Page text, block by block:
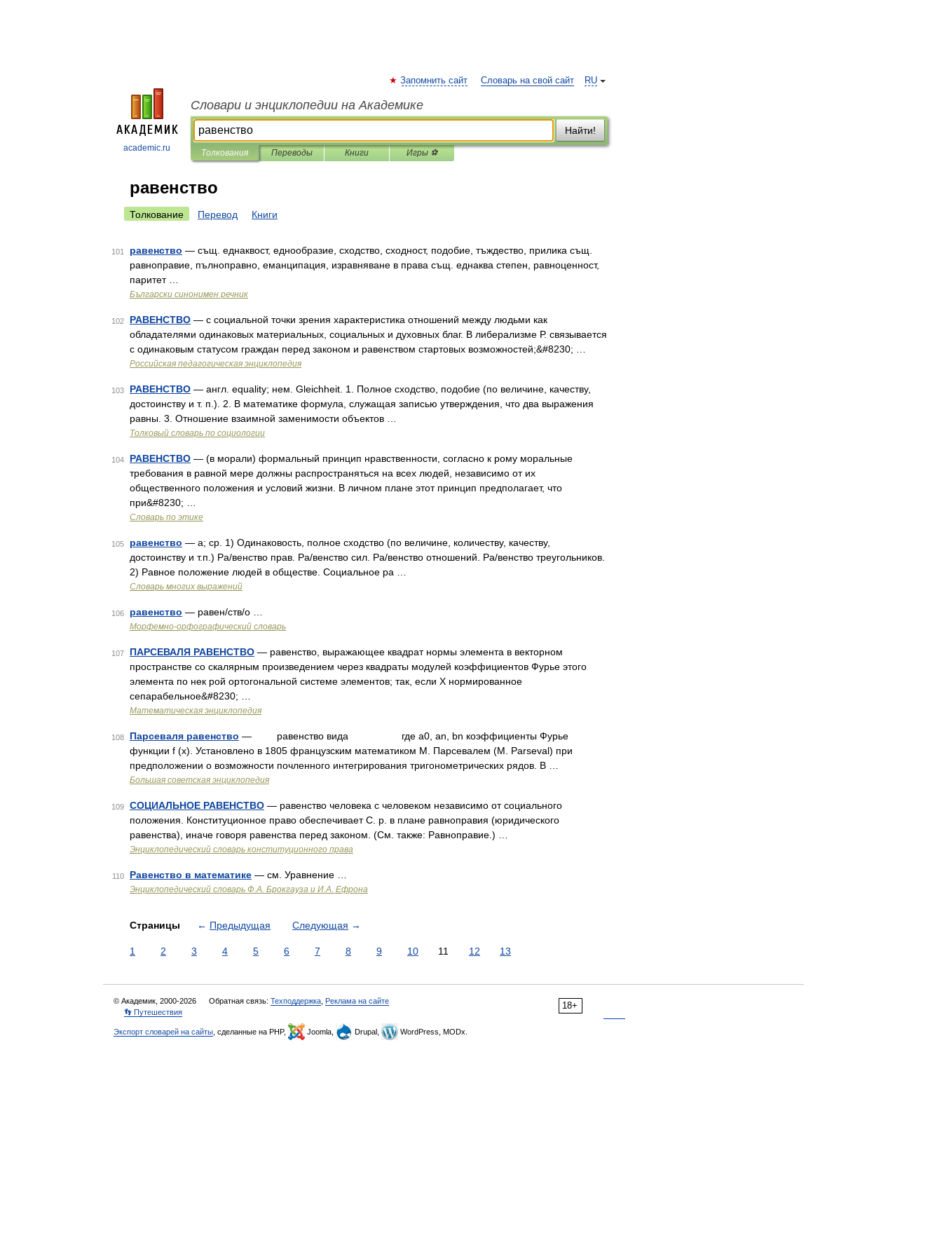
academic.ru
RU
Запомнить сайт Словарь на свой сайт
Словари и энциклопедии на Академике
Найти!
Толкования Переводы Книги Игры ⚽
равенство
Толкование Перевод Книги
101 равенство — същ. еднаквост, еднообразие, сходство, сходност, подобие, тъждество, прилика същ.
равноправие, пълноправно, еманципация, изравняване в права същ. еднаква степен, равноценност,
паритет …
Български синонимен речник
102 РАВЕНСТВО — с социальной точки зрения характеристика отношений между людьми как
обладателями одинаковых материальных, социальных и духовных благ. В либерализме Р. связывается
с одинаковым статусом граждан перед законом и равенством стартовых возможностей;&#8230; …
Российская педагогическая энциклопедия
103 РАВЕНСТВО — англ. equality; нем. Gleichheit. 1. Полное сходство, подобие (по величине, качеству,
достоинству и т. п.). 2. В математике формула, служащая записью утверждения, что два выражения
равны. 3. Отношение взаимной заменимости объектов …
Толковый словарь по социологии
104 РАВЕНСТВО — (в морали) формальный принцип нравственности, согласно к рому моральные
требования в равной мере должны распространяться на всех людей, независимо от их
общественного положения и условий жизни. В личном плане этот принцип предполагает, что
при&#8230; …
Словарь по этике
105 равенство — а; ср. 1) Одинаковость, полное сходство (по величине, количеству, качеству,
достоинству и т.п.) Ра/венство прав. Ра/венство сил. Ра/венство отношений. Ра/венство треугольников.
2) Равное положение людей в обществе. Социальное ра …
Словарь многих выражений
106 равенство — равен/ств/о …
Морфемно-орфографический словарь
107 ПАРСЕВАЛЯ РАВЕНСТВО — равенство, выражающее квадрат нормы элемента в векторном
пространстве со скалярным произведением через квадраты модулей коэффициентов Фурье этого
элемента по нек рой ортогональной системе элементов; так, если X нормированное
сепарабельное&#8230; …
Математическая энциклопедия
108 Парсеваля равенство — равенство вида где a0, an, bn коэффициенты Фурье
функции f (x). Установлено в 1805 французским математиком М. Парсевалем (М. Parseval) при
предположении о возможности почленного интегрирования тригонометрических рядов. В …
Большая советская энциклопедия
109 СОЦИАЛЬНОЕ РАВЕНСТВО — равенство человека с человеком независимо от социального
положения. Конституционное право обеспечивает С. р. в плане равноправия (юридического
равенства), иначе говоря равенства перед законом. (См. также: Равноправие.) …
Энциклопедический словарь конституционного права
110 Равенство в математике — см. Уравнение …
Энциклопедический словарь Ф.А. Брокгауза и И.А. Ефрона
Страницы ← Предыдущая Следующая →
1 2 3 4 5 6 7 8 9 10 11 12 13
18+
© Академик, 2000-2026 Обратная связь: Техподдержка Реклама на сайте
👣 Путешествия
Экспорт словарей на сайты , сделанные на PHP, Joomla, Drupal, WordPress, MODx.